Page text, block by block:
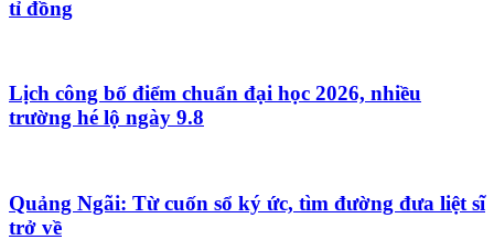
tỉ đồng
Lịch công bố điểm chuẩn đại học 2026, nhiều
trường hé lộ ngày 9.8
Quảng Ngãi: Từ cuốn sổ ký ức, tìm đường đưa liệt sĩ
trở về